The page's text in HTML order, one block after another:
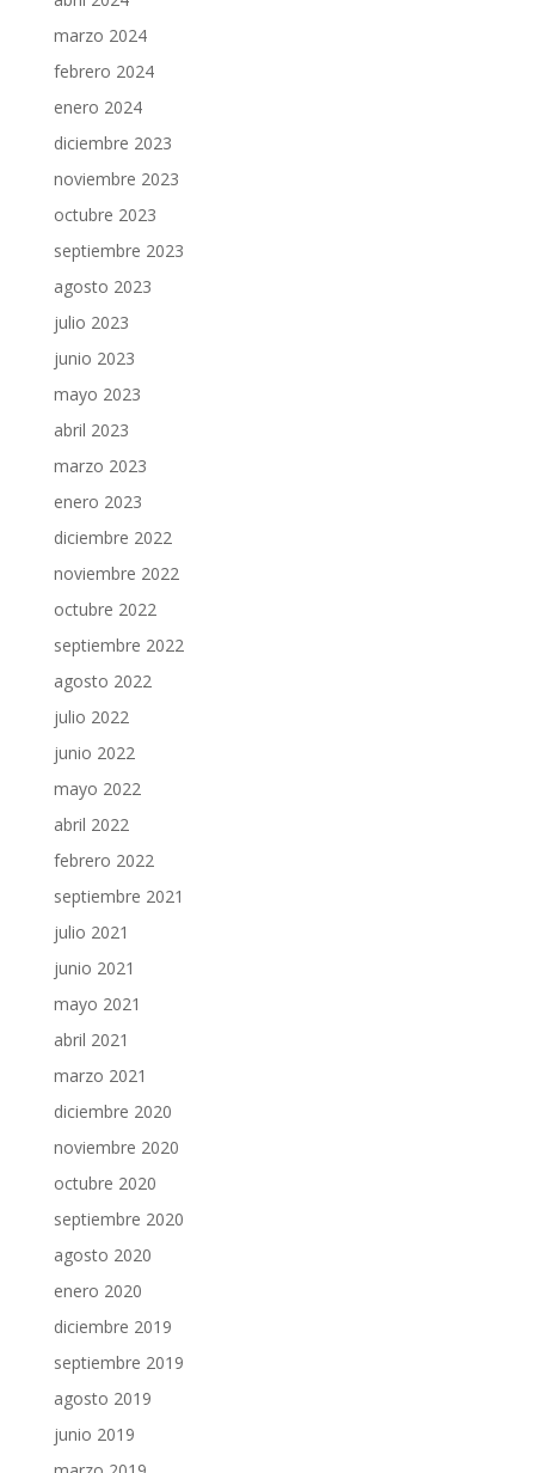
marzo 2024
febrero 2024
enero 2024
diciembre 2023
noviembre 2023
octubre 2023
septiembre 2023
agosto 2023
julio 2023
junio 2023
mayo 2023
abril 2023
marzo 2023
enero 2023
diciembre 2022
noviembre 2022
octubre 2022
septiembre 2022
agosto 2022
julio 2022
junio 2022
mayo 2022
abril 2022
febrero 2022
septiembre 2021
julio 2021
junio 2021
mayo 2021
abril 2021
marzo 2021
diciembre 2020
noviembre 2020
octubre 2020
septiembre 2020
agosto 2020
enero 2020
diciembre 2019
septiembre 2019
agosto 2019
junio 2019